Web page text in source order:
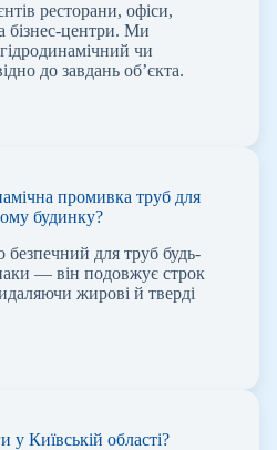
ресторани, офіси,
бізнес-центри. Ми
чи
до завдань об’єкта.
промивка труб для
будинку?
для труб будь-
— він подовжує строк
жирові й тверді
у Київській області?